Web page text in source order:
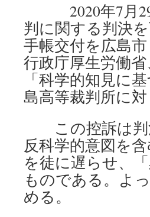
2020年7月
判に関する判決
手帳交付を広島
行政庁厚生労働
「科学的知見に
島高等裁判所に対
この控訴は判
反科学的意図を
を徒に遅らせ、
ものである。よ
める。